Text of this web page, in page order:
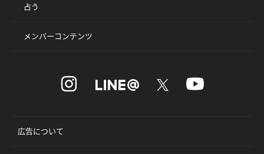
占う
メンバーコンテンツ
広告について